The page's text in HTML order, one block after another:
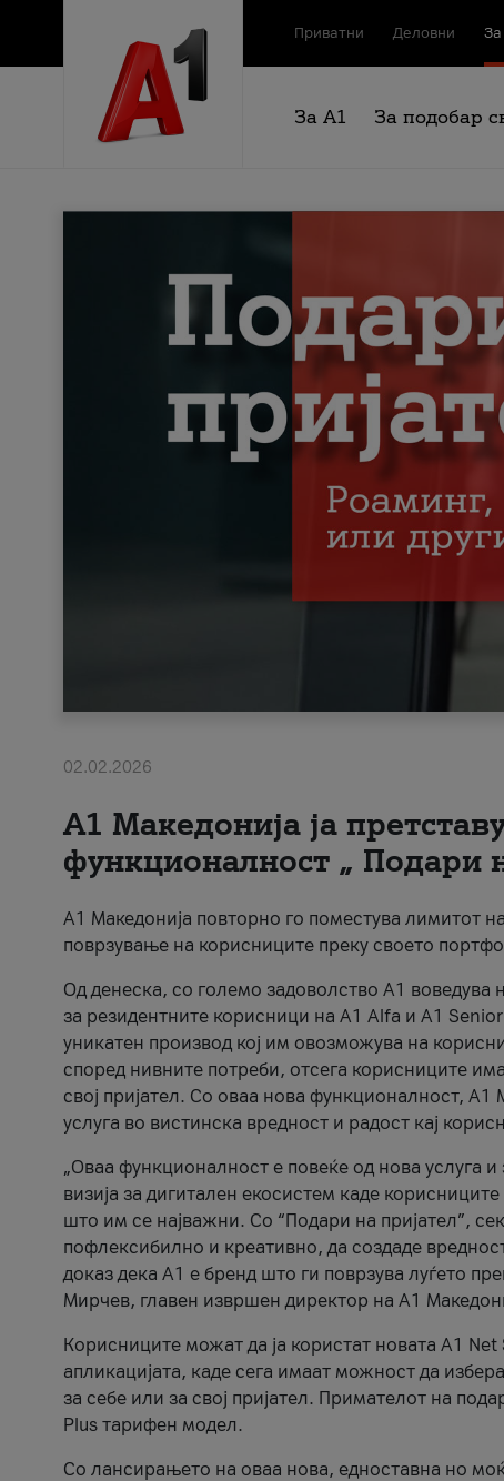
Приватни Деловни За
За А1 За подобар
02.02.2026
А1 Македонија ја
функционалност „ Подари
А1 Македонија повторно го поместува лимитот
поврзување на корисниците преку своето
Од денеска, со големо задоволство А1 воведува
за резидентните корисници на А1 Alfa и A1
уникатен производ кој им овозможува на
според нивните потреби, отсега корисниците
свој пријател. Со оваа нова функционалност,
услуга во вистинска вредност и радост кај
„Оваа функционалност е повеќе од нова услуга
визија за дигитален екосистем каде
што им се најважни. Со “Подари на пријател”,
пофлексибилно и креативно, да создаде
доказ дека А1 е бренд што ги поврзува луѓето
Мирчев, главен извршен директор на А1
Корисниците можат да ја користат новата А1
апликацијата, каде сега имаат можност да
за себе или за свој пријател. Примателот на
Plus тарифен модел.
Со лансирањето на оваа нова, едноставна но